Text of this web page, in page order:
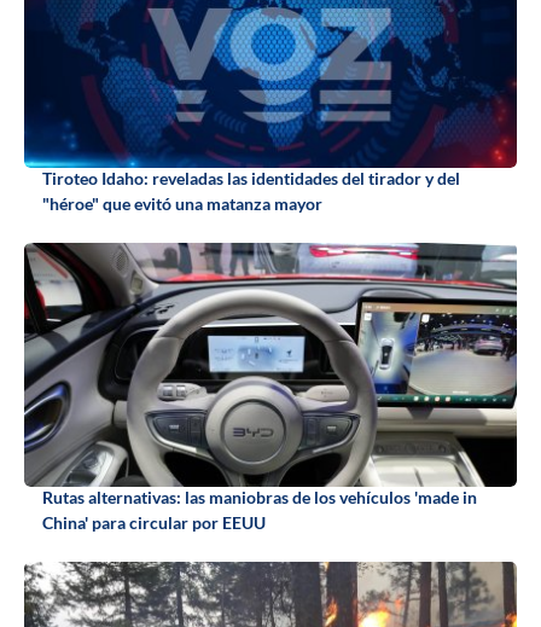
Tiroteo Idaho: reveladas las identidades del tirador y del
"héroe" que evitó una matanza mayor
Rutas alternativas: las maniobras de los vehículos 'made in
China' para circular por EEUU